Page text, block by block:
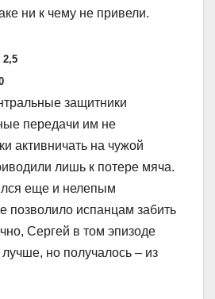
ни к чему не привели.
2,5
защитники
передачи им не
активничать на чужой
лишь к потере мяча.
еще и нелепым
позволило испанцам забить
Сергей в том эпизоде
лучше, но получалось – из